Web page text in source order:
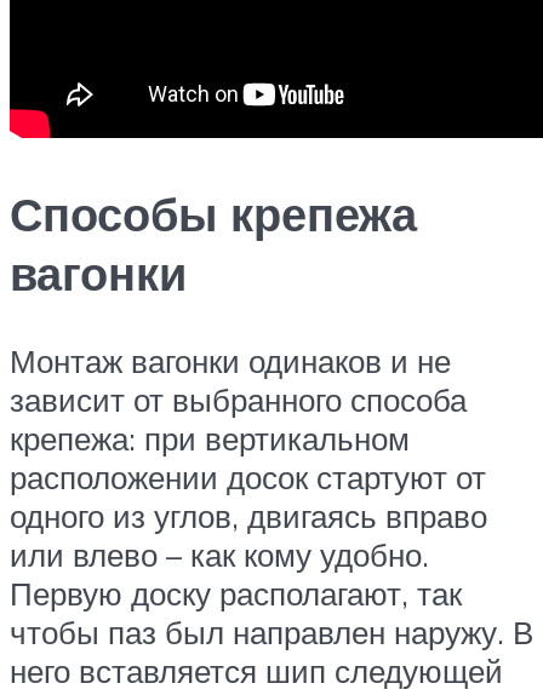
Способы крепежа
вагонки
Монтаж вагонки одинаков и не
зависит от выбранного способа
крепежа: при вертикальном
расположении досок стартуют от
одного из углов, двигаясь вправо
или влево – как кому удобно.
Первую доску располагают, так
чтобы паз был направлен наружу. В
него вставляется шип следующей